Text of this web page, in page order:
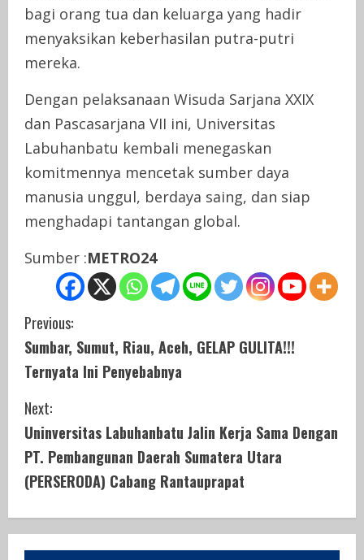
bagi orang tua dan keluarga yang hadir
menyaksikan keberhasilan putra-putri
mereka.
Dengan pelaksanaan Wisuda Sarjana XXIX
dan Pascasarjana VII ini, Universitas
Labuhanbatu kembali menegaskan
komitmennya mencetak sumber daya
manusia unggul, berdaya saing, dan siap
menghadapi tantangan global.
Sumber :METRO24
C
o
n
t
i
n
u
Previous:
Sumbar, Sumut, Riau, Aceh, GELAP GULITA!!!
Ternyata Ini Penyebabnya
Next:
Uninversitas Labuhanbatu Jalin Kerja Sama Dengan
PT. Pembangunan Daerah Sumatera Utara
(PERSERODA) Cabang Rantauprapat